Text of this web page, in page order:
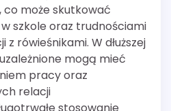
może skutkować
szkole oraz trudnościami
rówieśnikami. W dłuższej
mogą mieć
pracy oraz
relacji